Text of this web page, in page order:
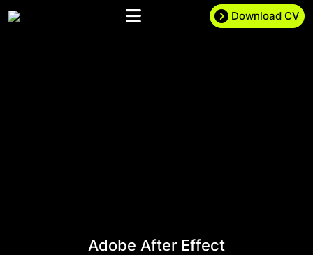
Download CV
Adobe After Effect